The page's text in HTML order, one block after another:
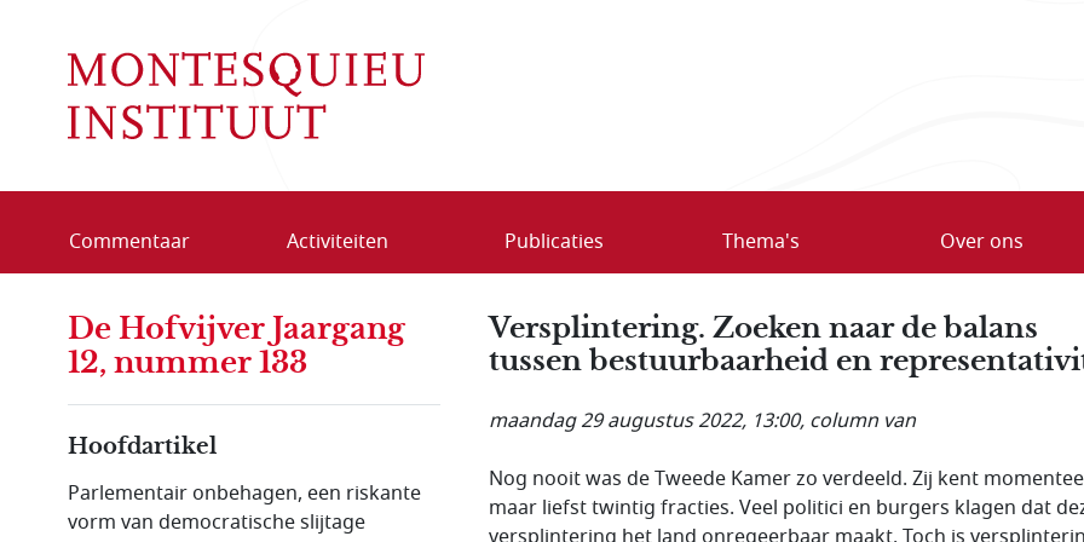
Commentaar Activiteiten Publicaties Thema's Over ons
Versplintering. Zoeken naar de balans
tussen bestuurbaarheid en
maandag 29 augustus 2022, 13:00, column van
Nog nooit was de Tweede Kamer zo verdeeld. Zij kent
maar liefst twintig fracties. Veel politici en burgers klagen dat
De Hofvijver Jaargang
12, nummer 133
Hoofdartikel
Parlementair onbehagen, een riskante
vorm van democratische slijtage